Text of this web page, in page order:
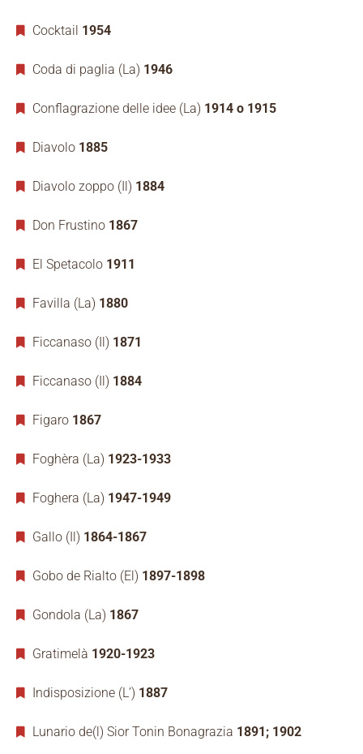
Cocktail 1954
Coda di paglia (La) 1946
Conflagrazione delle idee (La) 1914 o 1915
Diavolo 1885
Diavolo zoppo (Il) 1884
Don Frustino 1867
El Spetacolo 1911
Favilla (La) 1880
Ficcanaso (Il) 1871
Ficcanaso (Il) 1884
Figaro 1867
Foghèra (La) 1923-1933
Foghera (La) 1947-1949
Gallo (Il) 1864-1867
Gobo de Rialto (El) 1897-1898
Gondola (La) 1867
Gratimelà 1920-1923
Indisposizione (L’) 1887
Lunario de(l) Sior Tonin Bonagrazia 1891; 1902